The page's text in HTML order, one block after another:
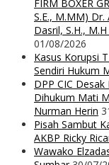
FIRM BOXER
S.E., M.MM) Dr.
Dasril, S.H.,
01/08/2026
Kasus Korupsi
Sendiri Hukum
DPP CIC
Dihukum Mati
Nurman Herin
Pisah Sambut
AKBP Ricky
Wawako